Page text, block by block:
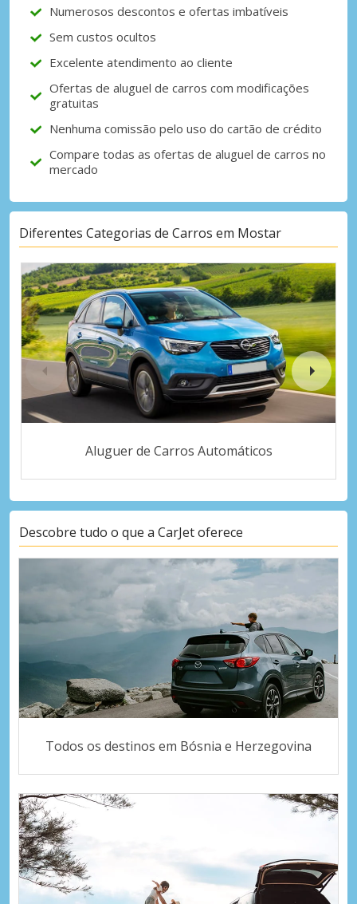
Numerosos descontos e ofertas imbatíveis
Sem custos ocultos
Excelente atendimento ao cliente
Ofertas de aluguel de carros com modificações
gratuitas
Nenhuma comissão pelo uso do cartão de crédito
Compare todas as ofertas de aluguel de carros no
mercado
Diferentes Categorias de Carros em Mostar
Aluguer de Carros Automáticos
Descobre tudo o que a CarJet oferece
Todos os destinos em Bósnia e Herzegovina